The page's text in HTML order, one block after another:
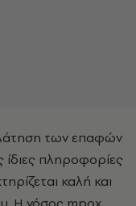
των επαφών
πληροφορίες
καλή και